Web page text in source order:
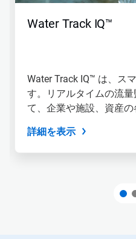
Water Track IQ™
Water Track IQ™ は、ス
す。リアルタイムの流
て、企業や施設、資産
詳細を表示